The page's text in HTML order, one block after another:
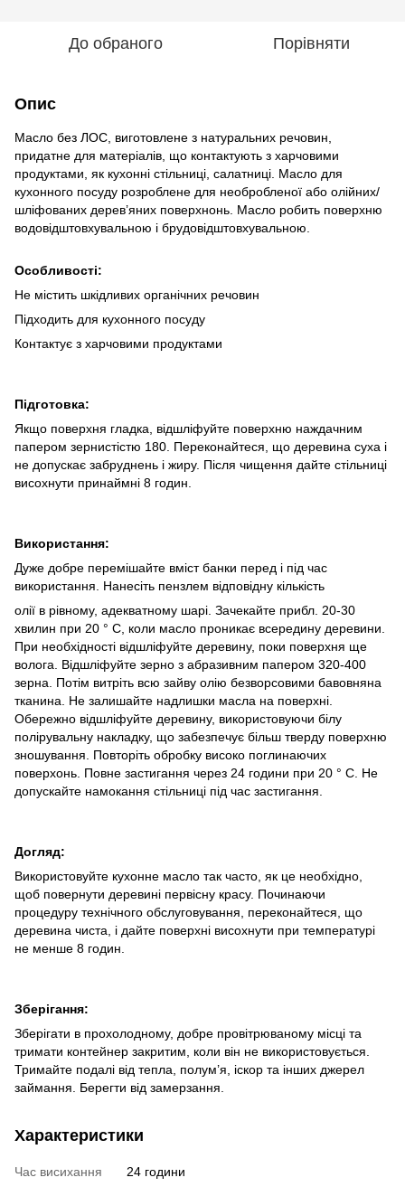
До обраного Порівняти
Опис
Масло без ЛОС, виготовлене з натуральних речовин,
придатне для матеріалів, що контактують з харчовими
продуктами, як кухонні стільниці, салатниці. Масло для
кухонного посуду розроблене для необробленої або олійних/
шліфованих дерев’яних поверхнонь. Масло робить поверхню
водовідштовхувальною і брудовідштовхувальною.
Особливості:
Не містить шкідливих органічних речовин
Підходить для кухонного посуду
Контактує з харчовими продуктами
Підготовка:
Якщо поверхня гладка, відшліфуйте поверхню наждачним
папером зернистістю 180. Переконайтеся, що деревина суха і
не допускає забруднень і жиру. Після чищення дайте стільниці
висохнути принаймні 8 годин.
Використання:
Дуже добре перемішайте вміст банки перед і під час
використання. Нанесіть пензлем відповідну кількість
олії в рівному, адекватному шарі. Зачекайте прибл. 20-30
хвилин при 20 ° C, коли масло проникає всередину деревини.
При необхідності відшліфуйте деревину, поки поверхня ще
волога. Відшліфуйте зерно з абразивним папером 320-400
зерна. Потім витріть всю зайву олію безворсовими бавовняна
тканина. Не залишайте надлишки масла на поверхні.
Обережно відшліфуйте деревину, використовуючи білу
полірувальну накладку, що забезпечує більш тверду поверхню
зношування. Повторіть обробку високо поглинаючих
поверхонь. Повне застигання через 24 години при 20 ° C. Не
допускайте намокання стільниці під час застигання.
Догляд:
Використовуйте кухонне масло так часто, як це необхідно,
щоб повернути деревині первісну красу. Починаючи
процедуру технічного обслуговування, переконайтеся, що
деревина чиста, і дайте поверхні висохнути при температурі
не менше 8 годин.
Зберігання:
Зберігати в прохолодному, добре провітрюваному місці та
тримати контейнер закритим, коли він не використовується.
Тримайте подалі від тепла, полум’я, іскор та інших джерел
займання. Берегти від замерзання.
Характеристики
Час висихання
24 години